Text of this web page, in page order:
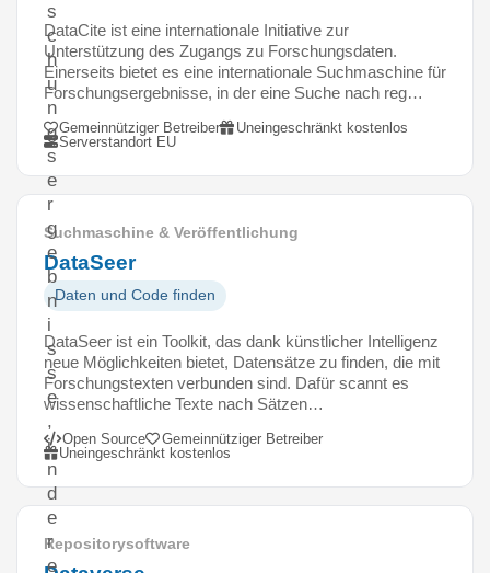
s
c
h
u
n
g
s
e
r
g
e
b
n
i
s
s
e
,
i
n
d
e
r
e
DataCite ist eine internationale Initiative zur
Unterstützung des Zugangs zu Forschungsdaten.
Einerseits bietet es eine internationale Suchmaschine für
Forschungsergebnisse, in der eine Suche nach reg…
Gemeinnütziger Betreiber
Uneingeschränkt kostenlos
Serverstandort EU
Suchmaschine & Veröffentlichung
DataSeer
Daten und Code finden
DataSeer ist ein Toolkit, das dank künstlicher Intelligenz
neue Möglichkeiten bietet, Datensätze zu finden, die mit
Forschungstexten verbunden sind. Dafür scannt es
wissenschaftliche Texte nach Sätzen…
Open Source
Gemeinnütziger Betreiber
Uneingeschränkt kostenlos
Repositorysoftware